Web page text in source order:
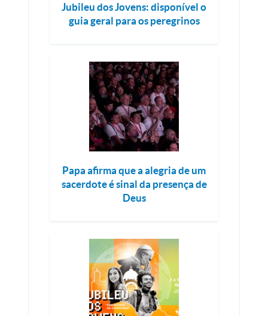
Jubileu dos Jovens: disponível o
guia geral para os peregrinos
Papa afirma que a alegria de um
sacerdote é sinal da presença de
Deus